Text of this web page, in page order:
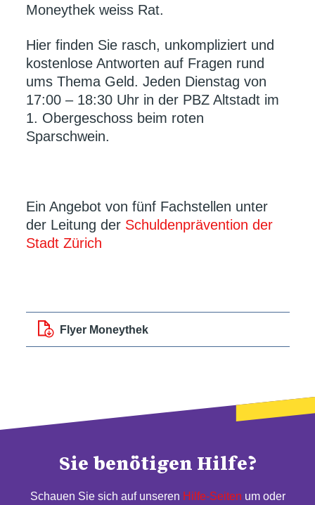
Moneythek weiss Rat.
Hier finden Sie rasch, unkompliziert und
kostenlose Antworten auf Fragen rund
ums Thema Geld. Jeden Dienstag von
17:00 – 18:30 Uhr in der PBZ Altstadt im
1. Obergeschoss beim roten
Sparschwein.
Ein Angebot von fünf Fachstellen unter
der Leitung der Schuldenprävention der
Stadt Zürich
Flyer Moneythek
Sie benötigen Hilfe?
Schauen Sie sich auf unseren Hilfe-Seiten um oder